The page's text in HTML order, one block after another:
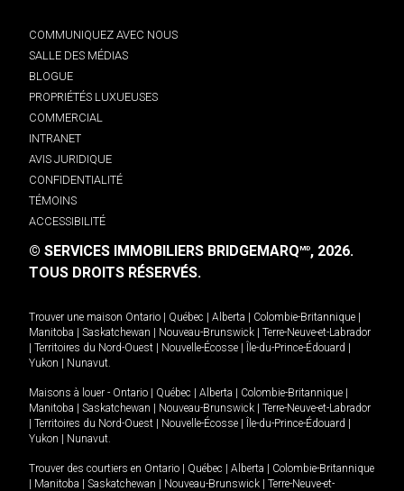
COMMUNIQUEZ AVEC NOUS
SALLE DES MÉDIAS
BLOGUE
PROPRIÉTÉS LUXUEUSES
COMMERCIAL
INTRANET
AVIS JURIDIQUE
CONFIDENTIALITÉ
TÉMOINS
ACCESSIBILITÉ
© SERVICES IMMOBILIERS BRIDGEMARQMD, 2026.
TOUS DROITS RÉSERVÉS.
Trouver une maison Ontario | Québec | Alberta | Colombie-Britannique |
Manitoba | Saskatchewan | Nouveau-Brunswick | Terre-Neuve-et-Labrador
| Territoires du Nord-Ouest | Nouvelle-Écosse | Île-du-Prince-Édouard |
Yukon | Nunavut
Maisons à louer - Ontario | Québec | Alberta | Colombie-Britannique |
Manitoba | Saskatchewan | Nouveau-Brunswick | Terre-Neuve-et-Labrador
| Territoires du Nord-Ouest | Nouvelle-Écosse | Île-du-Prince-Édouard |
Yukon | Nunavut
Trouver des courtiers en Ontario | Québec | Alberta | Colombie-Britannique
| Manitoba | Saskatchewan | Nouveau-Brunswick | Terre-Neuve-et-